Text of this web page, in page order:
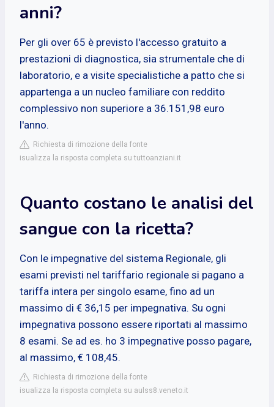
anni?
Per gli over 65 è previsto l'accesso gratuito a
prestazioni di diagnostica, sia strumentale che di
laboratorio, e a visite specialistiche a patto che si
appartenga a un nucleo familiare con reddito
complessivo non superiore a 36.151,98 euro
l'anno.
Richiesta di rimozione della fonte
isualizza la risposta completa su tuttoanziani.it
Quanto costano le analisi del
sangue con la ricetta?
Con le impegnative del sistema Regionale, gli
esami previsti nel tariffario regionale si pagano a
tariffa intera per singolo esame, fino ad un
massimo di € 36,15 per impegnativa. Su ogni
impegnativa possono essere riportati al massimo
8 esami. Se ad es. ho 3 impegnative posso pagare,
al massimo, € 108,45.
Richiesta di rimozione della fonte
isualizza la risposta completa su aulss8.veneto.it